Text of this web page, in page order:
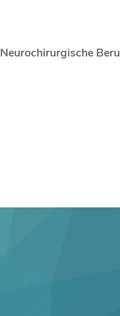
Neurochirurgische